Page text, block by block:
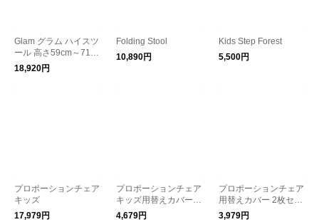
Glam グラム ハイスツ
ール 高さ59cm～71c
m
18,920円
Folding Stool
10,890円
Kids Step Forest
5,500円
プロポーションチェア
キッズ
17,979円
プロポーションチェア
キッズ用替えカバー 3
枚セット
4,679円
プロポーションチェア
用替えカバー 2枚セッ
ト
3,979円